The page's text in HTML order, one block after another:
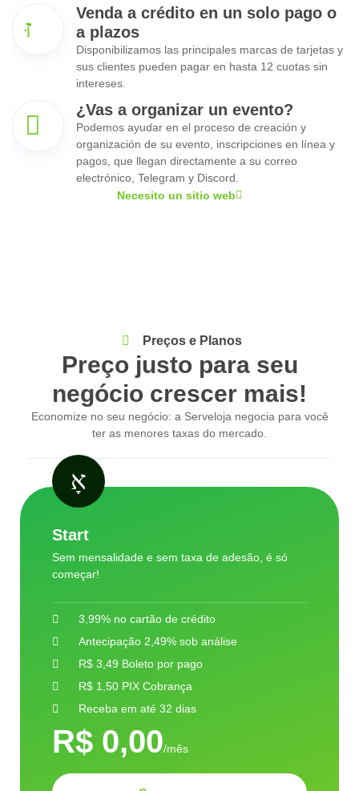
Venda a crédito en un solo pago o
a plazos
Disponibilizamos las principales marcas de tarjetas y
sus clientes pueden pagar en hasta 12 cuotas sin
intereses.
¿Vas a organizar un evento?
Podemos ayudar en el proceso de creación y
organización de su evento, inscripciones en línea y
pagos, que llegan directamente a su correo
electrónico, Telegram y Discord.
Necesito un sitio web
Preços e Planos
Preço justo para seu
negócio crescer mais!
Economize no seu negócio: a Serveloja negocia para você
ter as menores taxas do mercado.
Start
Sem mensalidade e sem taxa de adesão, é só
começar!
3,99% no cartão de crédito
Antecipação 2,49% sob análise
R$ 3,49 Boleto por pago
R$ 1,50 PIX Cobrança
Receba em até 32 dias
R$ 0,00/mês